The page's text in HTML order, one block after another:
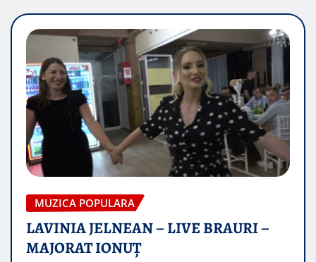
MUZICA POPULARA
LAVINIA JELNEAN – LIVE BRAURI –
MAJORAT IONUŢ